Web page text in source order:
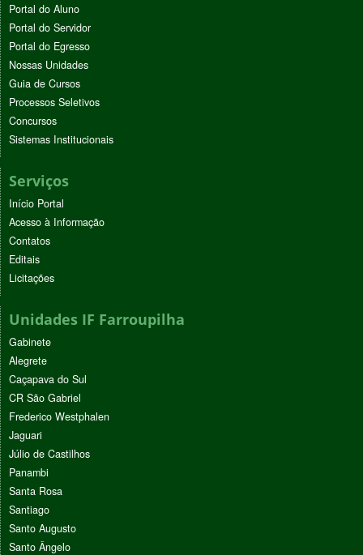
Portal do Aluno
Portal do Servidor
Portal do Egresso
Nossas Unidades
Guia de Cursos
Processos Seletivos
Concursos
Sistemas Institucionais
Serviços
Início Portal
Acesso à Informação
Contatos
Editais
Licitações
Unidades IF Farroupilha
Gabinete
Alegrete
Caçapava do Sul
CR São Gabriel
Frederico Westphalen
Jaguari
Júlio de Castilhos
Panambi
Santa Rosa
Santiago
Santo Augusto
Santo Ângelo